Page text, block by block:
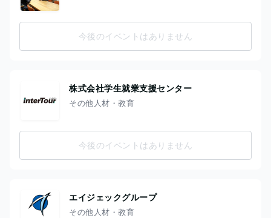
今後のイベントはありません
株式会社学生就業支援センター
その他人材・教育
今後のイベントはありません
エイジェックグループ
その他人材・教育